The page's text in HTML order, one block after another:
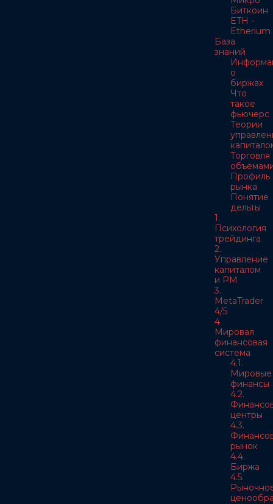
Биткоин
ETH -
Etherium
База
знаний
о
биржах
Что
такое
фьючерс
Теории
Торговля
Профиль
рынка
Понятие
дельты
1.
Психология
трейдинга
2.
Управление
капиталом
и РМ
3.
MetaTrader
4/5
4.
Мировая
финансовая
система
4.1.
Мировые
финансы
4.2.
центры
4.3.
рынок
4.4.
Биржа
4.5.